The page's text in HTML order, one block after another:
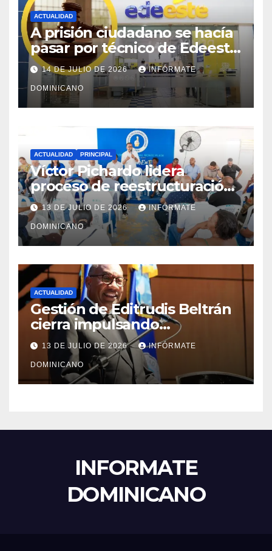
ACTUALIDAD
A prisión ciudadano se hacía
pasar por técnico de Edeeste
para estafar a dueños de
comercios
14 DE JULIO DE 2026 INFÓRMATE
DOMINICANO
ACTUALIDAD PRINCIPAL
Víctor Pichardo lidera
proceso de reestructuración
y fortalecimiento del PRM en
Monte Plata
13 DE JULIO DE 2026 INFÓRMATE
DOMINICANO
ACTUALIDAD
Gestión de Editrudis Beltrán
cierra impulsando
modernización, expansión y
transformación institucional
13 DE JULIO DE 2026 INFÓRMATE
DOMINICANO
INFORMATE
DOMINICANO